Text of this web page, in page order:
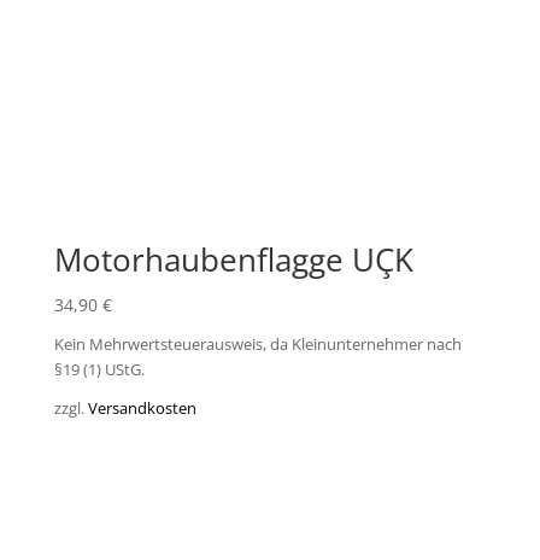
Motorhaubenflagge UÇK
34,90 €
Kein Mehrwertsteuerausweis, da Kleinunternehmer nach
§19 (1) UStG.
zzgl.Versandkosten